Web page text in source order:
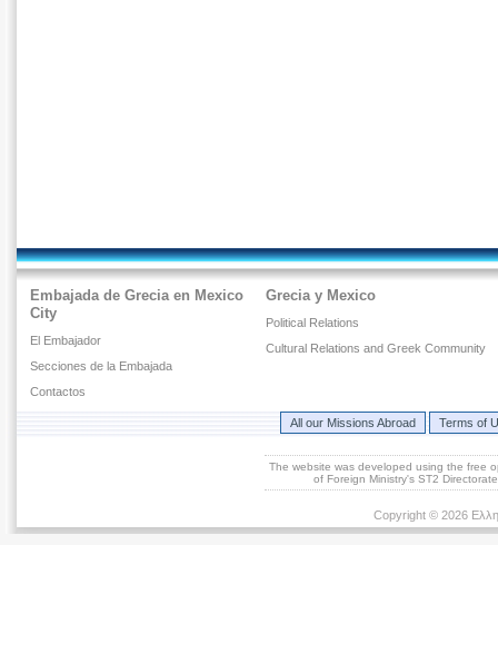
Embajada de Grecia en Mexico
City
El Embajador
Secciones de la Embajada
Contactos
Grecia y Mexico
Political Relations
Cultural Relations and Greek Community
All our Missions Abroad Terms of
The website was developed using the free
of Foreign Ministry's ST2
Copyright © 2026